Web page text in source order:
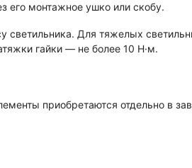
его монтажное ушко или скобу.
светильника. Для тяжелых
гайки — не более 10 Н·м.
приобретаются отдельно в